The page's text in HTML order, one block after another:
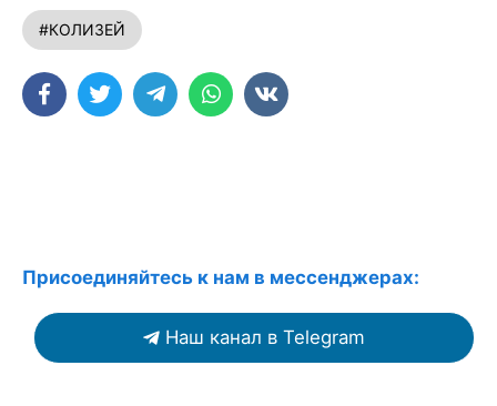
#КОЛИЗЕЙ
Присоединяйтесь к нам в мессенджерах:
Наш канал в Telegram